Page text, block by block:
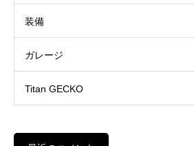
装備
ガレージ
Titan GECKO